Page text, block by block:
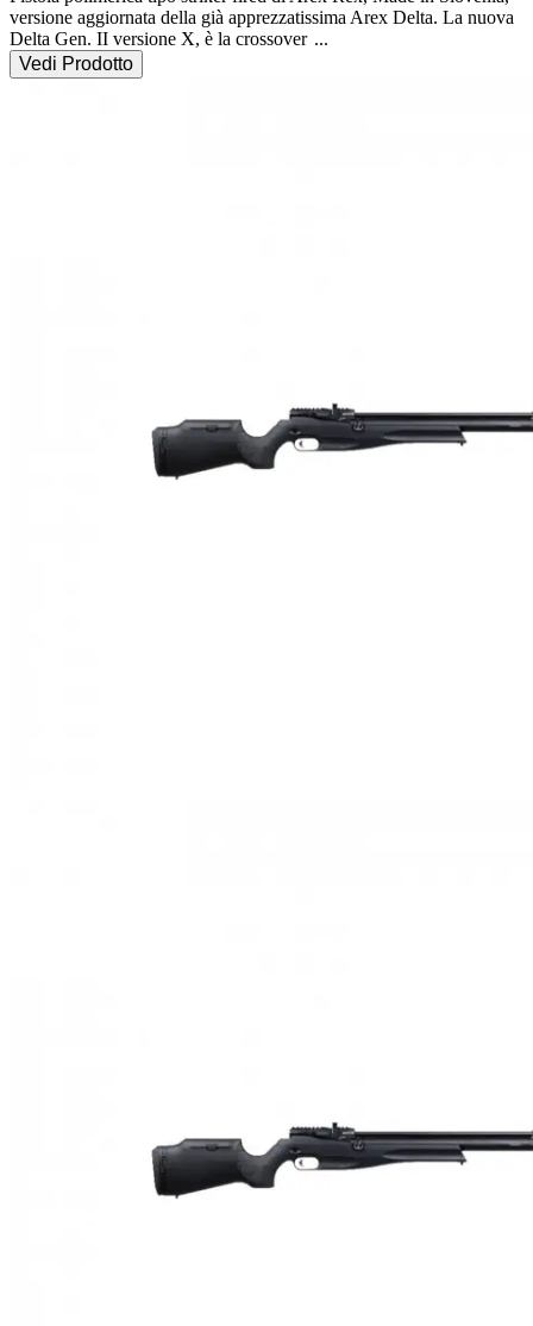
versione aggiornata della già apprezzatissima Arex Delta. La nuova
Delta Gen. II versione X, è la crossover ...
Vedi Prodotto